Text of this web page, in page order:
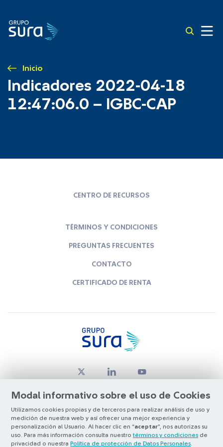
Inicio
Indicadores 2022-04-18
12:47:06.0 – IGBC-CAP
Modal informativo sobre el uso de Cookies
Utilizamos cookies propias y de terceros para realizar análisis de uso y
medición de nuestra web y así ofrecer una mejor experiencia y
personalización al Usuario. Al hacer clic en “aceptar”, nos autorizas su
uso. Para más información consulta nuestro términos y condiciones de
privacidad o nuestra Política de protección de Datos Personales
CENTRO DE RECURSOS
TÉRMINOS Y CONDICIONES
PREGUNTAS FRECUENTES
CONTACTO
CERTIFICADO DE RENTA
© Copyright Grupo SURA 2026